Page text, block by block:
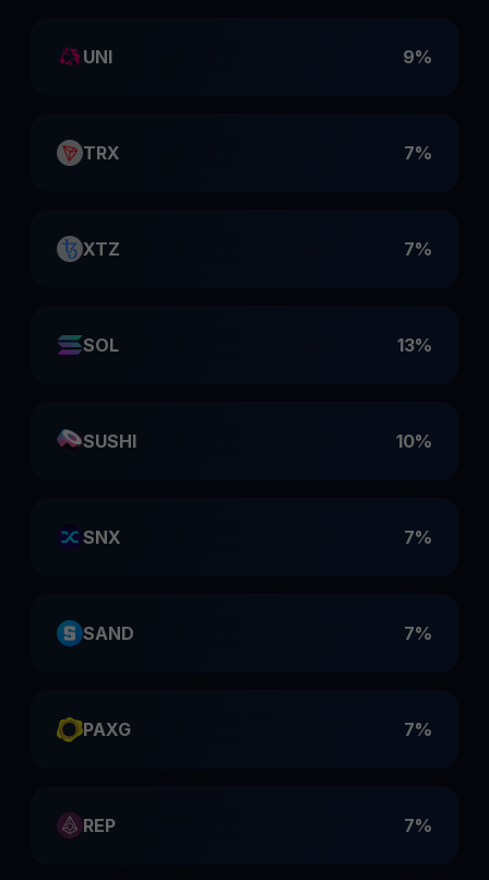
UNI 9%
TRX 7%
XTZ 7%
SOL 13%
SUSHI 10%
SNX 7%
SAND 7%
PAXG 7%
REP 7%